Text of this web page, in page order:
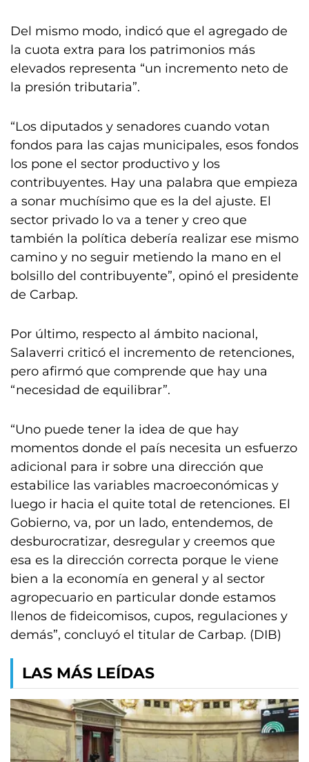
Del mismo modo, indicó que el agregado de
la cuota extra para los patrimonios más
elevados representa “un incremento neto de
la presión tributaria”.
“Los diputados y senadores cuando votan
fondos para las cajas municipales, esos fondos
los pone el sector productivo y los
contribuyentes. Hay una palabra que empieza
a sonar muchísimo que es la del ajuste. El
sector privado lo va a tener y creo que
también la política debería realizar ese mismo
camino y no seguir metiendo la mano en el
bolsillo del contribuyente”, opinó el presidente
de Carbap.
Por último, respecto al ámbito nacional,
Salaverri criticó el incremento de retenciones,
pero afirmó que comprende que hay una
“necesidad de equilibrar”.
“Uno puede tener la idea de que hay
momentos donde el país necesita un esfuerzo
adicional para ir sobre una dirección que
estabilice las variables macroeconómicas y
luego ir hacia el quite total de retenciones. El
Gobierno, va, por un lado, entendemos, de
desburocratizar, desregular y creemos que
esa es la dirección correcta porque le viene
bien a la economía en general y al sector
agropecuario en particular donde estamos
llenos de fideicomisos, cupos, regulaciones y
demás”, concluyó el titular de Carbap. (DIB)
LAS MÁS LEÍDAS